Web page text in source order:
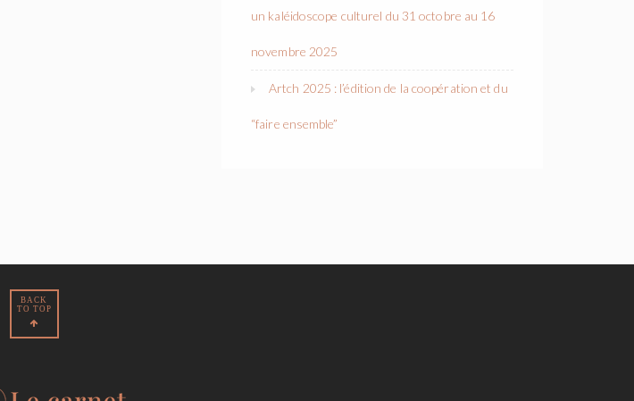
un kaléidoscope culturel du 31 octobre au 16
novembre 2025
Artch 2025 : l’édition de la coopération et du
“faire ensemble”
BACK
TO TOP